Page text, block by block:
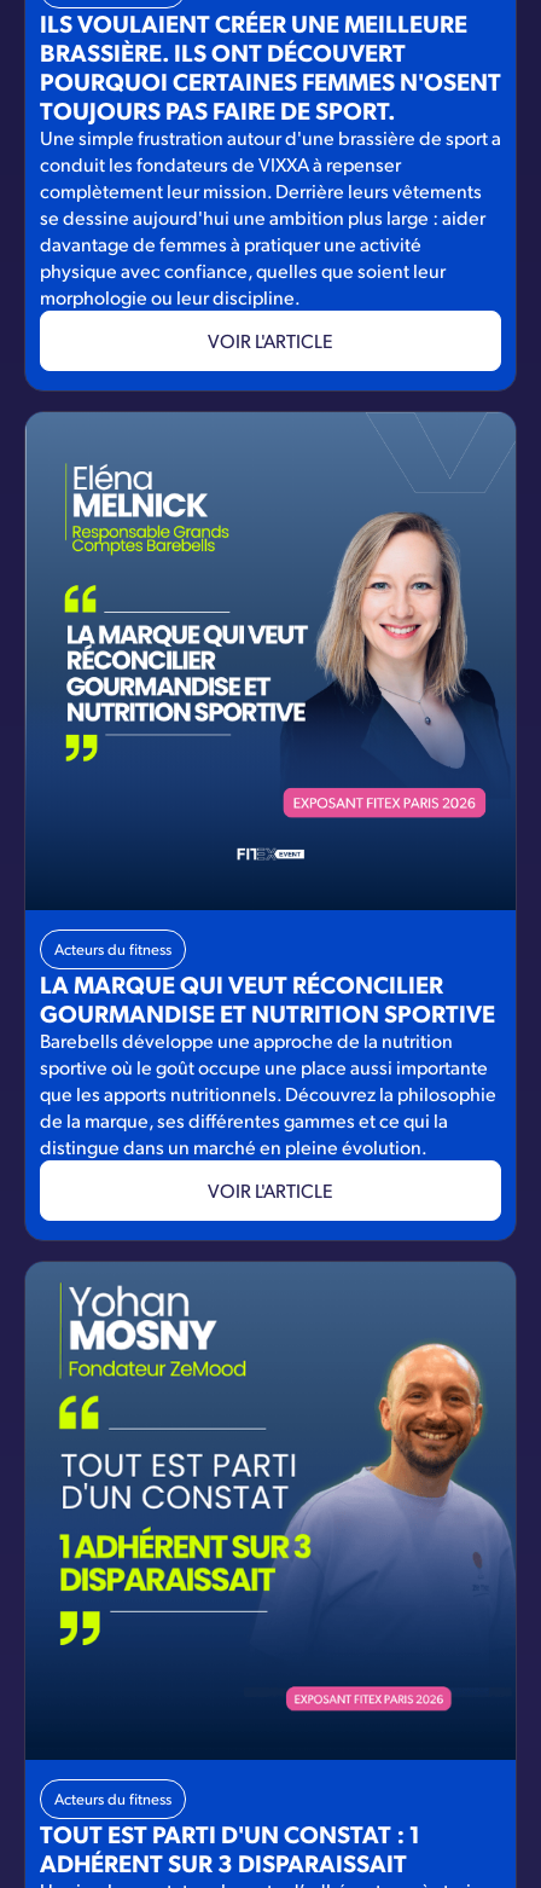
ILS VOULAIENT CRÉER UNE MEILLEURE
BRASSIÈRE. ILS ONT DÉCOUVERT
POURQUOI CERTAINES FEMMES N'OSENT
TOUJOURS PAS FAIRE DE SPORT.
Une simple frustration autour d'une brassière de sport a
conduit les fondateurs de VIXXA à repenser
complètement leur mission. Derrière leurs vêtements
se dessine aujourd'hui une ambition plus large : aider
davantage de femmes à pratiquer une activité
physique avec confiance, quelles que soient leur
morphologie ou leur discipline.
VOIR L'ARTICLE
Acteurs du fitness
LA MARQUE QUI VEUT RÉCONCILIER
GOURMANDISE ET NUTRITION SPORTIVE
Barebells développe une approche de la nutrition
sportive où le goût occupe une place aussi importante
que les apports nutritionnels. Découvrez la philosophie
de la marque, ses différentes gammes et ce qui la
distingue dans un marché en pleine évolution.
VOIR L'ARTICLE
Acteurs du fitness
TOUT EST PARTI D'UN CONSTAT : 1
ADHÉRENT SUR 3 DISPARAISSAIT